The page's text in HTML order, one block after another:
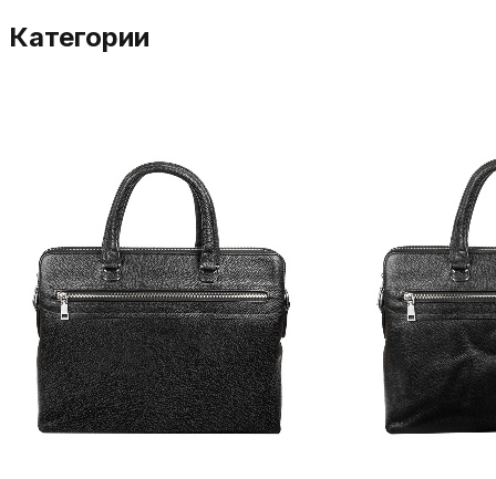
Категории